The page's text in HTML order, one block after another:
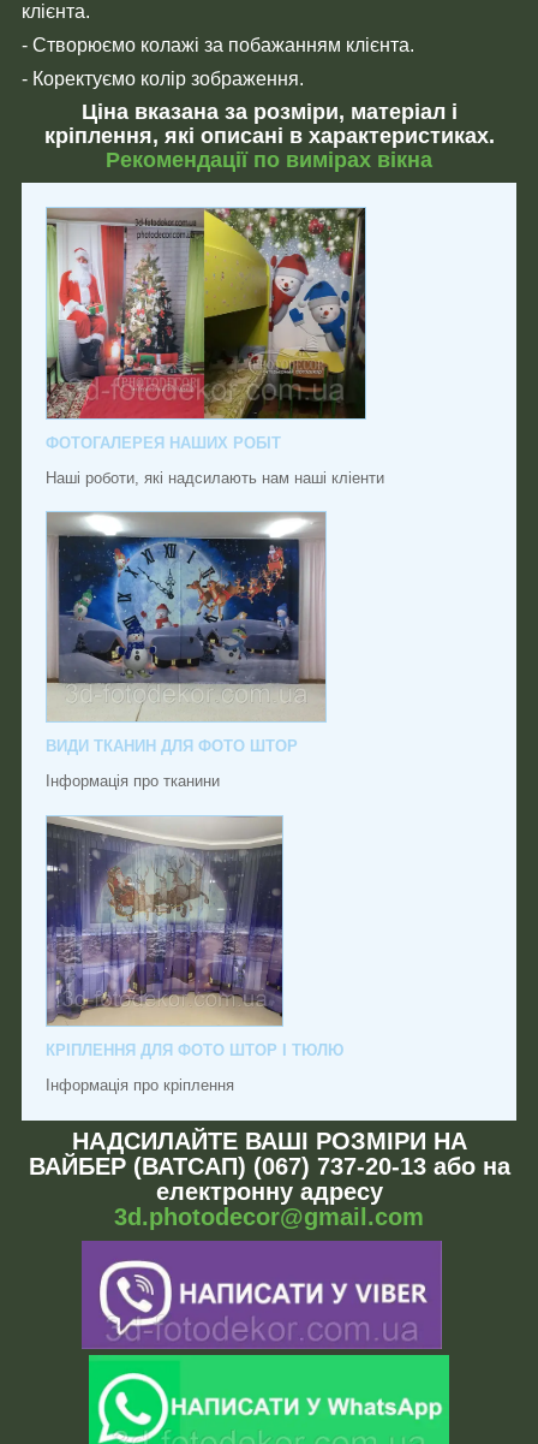
клієнта.
- Створюємо колажі за побажанням клієнта.
- Коректуємо колір зображення.
Ціна вказана за розміри, матеріал і
кріплення, які описані в характеристиках.
Рекомендації по вимірах вікна
ФОТОГАЛЕРЕЯ НАШИХ РОБІТ
Наші роботи, які надсилають нам наші кліенти
ВИДИ ТКАНИН ДЛЯ ФОТО ШТОР
Інформація про тканини
КРІПЛЕННЯ ДЛЯ ФОТО ШТОР І ТЮЛЮ
Інформація про кріплення
НАДСИЛАЙТЕ ВАШІ РОЗМІРИ НА
ВАЙБЕР (ВАТСАП) (067) 737-20-13 або на
електронну адресу
3d.photodecor@gmail.com